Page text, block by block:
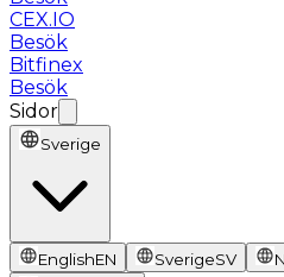
CEX.IO
Besök
Bitfinex
Besök
Sidor
Sverige
EnglishEN SverigeSV